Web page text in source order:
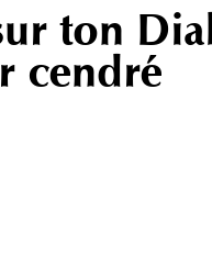
ton
cendré